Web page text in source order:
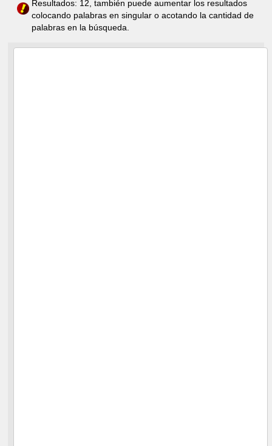
Resultados: 12, también puede aumentar los resultados
colocando palabras en singular o acotando la cantidad de
palabras en la búsqueda.